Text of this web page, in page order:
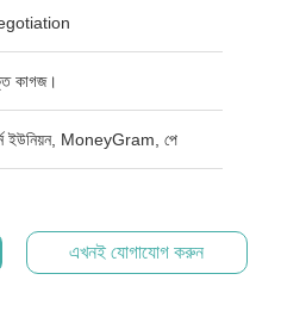
কাগজ।
ইউনিয়ন, MoneyGram, পে
এখনই যোগাযোগ করুন